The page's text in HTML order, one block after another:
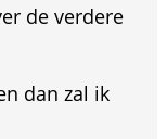
de verdere
dan zal ik